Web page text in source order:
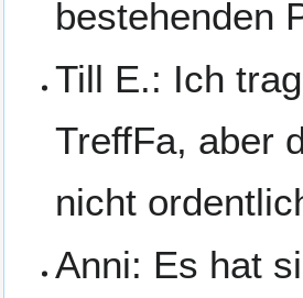
bestehenden
Till E.: Ich
TreffFa, aber
nicht
Anni: Es hat